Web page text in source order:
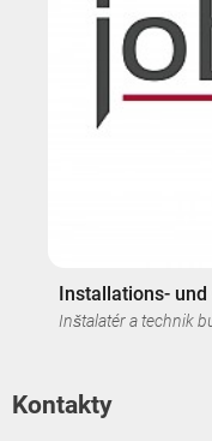
Installations-
Inštalatér a technik
Kontakty